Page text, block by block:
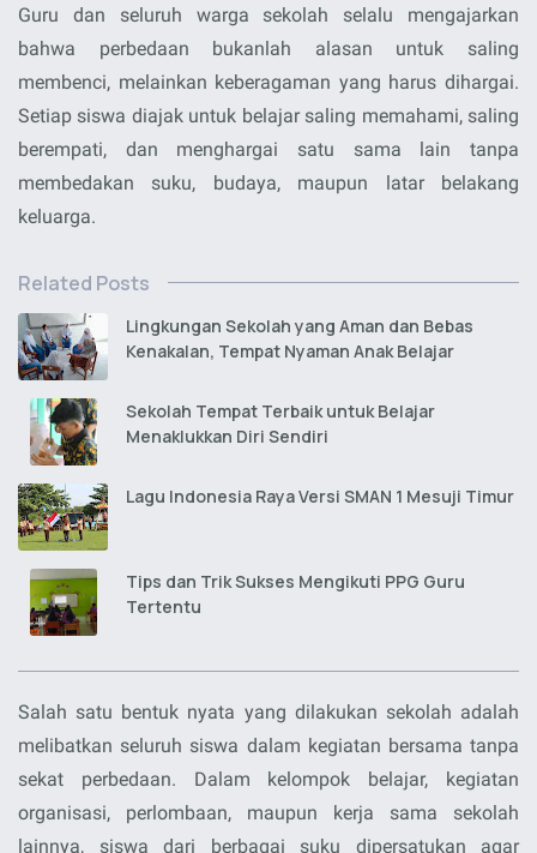
Guru dan seluruh warga sekolah selalu mengajarkan
bahwa perbedaan bukanlah alasan untuk saling
membenci, melainkan keberagaman yang harus dihargai.
Setiap siswa diajak untuk belajar saling memahami, saling
berempati, dan menghargai satu sama lain tanpa
membedakan suku, budaya, maupun latar belakang
keluarga.
Related Posts
Lingkungan Sekolah yang Aman dan Bebas
Kenakalan, Tempat Nyaman Anak Belajar
Sekolah Tempat Terbaik untuk Belajar
Menaklukkan Diri Sendiri
Lagu Indonesia Raya Versi SMAN 1 Mesuji Timur
Tips dan Trik Sukses Mengikuti PPG Guru
Tertentu
Salah satu bentuk nyata yang dilakukan sekolah adalah
melibatkan seluruh siswa dalam kegiatan bersama tanpa
sekat perbedaan. Dalam kelompok belajar, kegiatan
organisasi, perlombaan, maupun kerja sama sekolah
lainnya, siswa dari berbagai suku dipersatukan agar